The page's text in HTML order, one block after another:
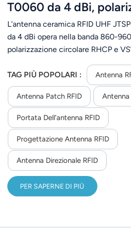
T0060 da 4 dBi,
circolare RHCP 860-
connettore
L'antenna ceramica RFID UHF
da 4 dBi opera nella banda 860-
polarizzazione circolare RHCP e
connettori personalizzabili per
TAG PIÙ POPOLARI : Antenna
Antenna Patch RFID Antenna
Portata Dell'antenna RFID
Progettazione Antenna RFID
Antenna Direzionale RFID
PER SAPERNE DI PIÙ